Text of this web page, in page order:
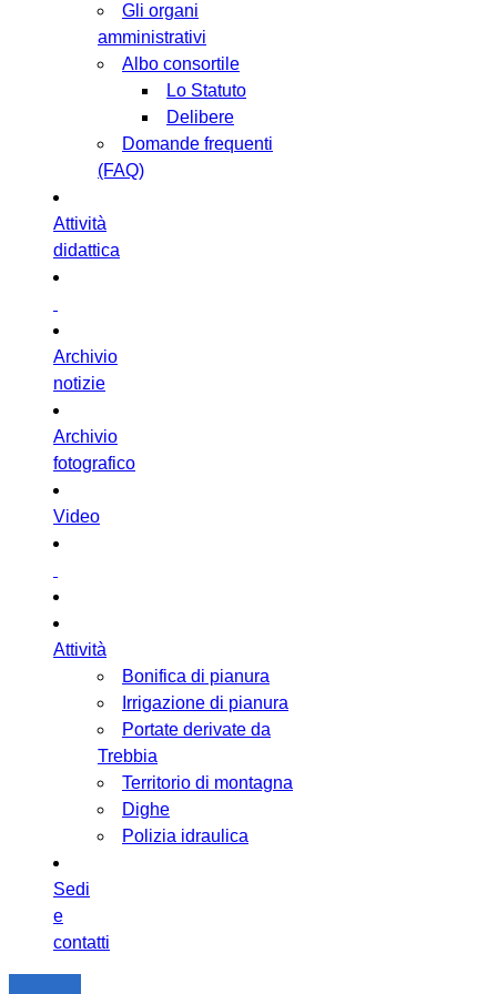
Gli organi
amministrativi
Albo consortile
Lo Statuto
Delibere
Domande frequenti
(FAQ)
Attività
didattica
Archivio
notizie
Archivio
fotografico
Video
Attività
Bonifica di pianura
Irrigazione di pianura
Portate derivate da
Trebbia
Territorio di montagna
Dighe
Polizia idraulica
Sedi
e
contatti